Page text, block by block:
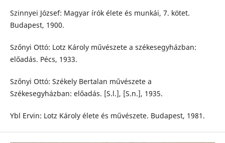
Szinnyei József: Magyar írók élete és munkái, 7. kötet.
Budapest, 1900.
Szőnyi Ottó: Lotz Károly művészete a székesegyházban:
előadás. Pécs, 1933.
Szőnyi Ottó: Székely Bertalan művészete a
Székesegyházban: előadás. [S.l.], [S.n.], 1935.
Ybl Ervin: Lotz Károly élete és művészete. Budapest, 1981.